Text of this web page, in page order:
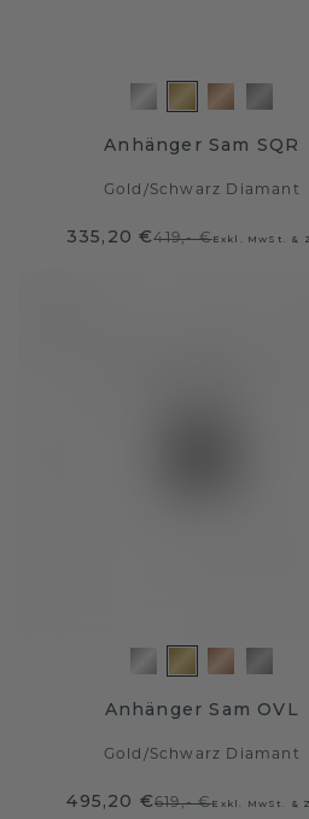
Anhänger Sam SQR
Gold /Schwarz Diamant
335,20 €419,- €Exkl. MwSt. &
Anhänger Sam OVL
Gold /Schwarz Diamant
495,20 €619,- €Exkl. MwSt. &